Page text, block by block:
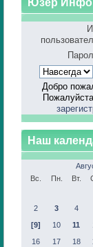
Добро
Наш
Вс.
Пн. Вт.
2
3 4
[9]
10 11
16
17 18